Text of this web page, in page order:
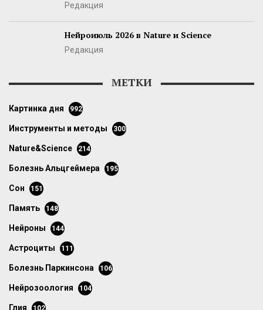
Редакция
Нейроиюль 2026 в Nature и Science
Редакция
МЕТКИ
картинка дня 992
инструменты и методы 300
Nature&Science 214
болезнь Альцгеймера 195
сон 151
память 148
нейроны 144
астроциты 111
болезнь Паркинсона 106
нейрозоология 104
глия 102